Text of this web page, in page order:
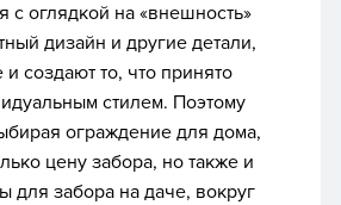
с оглядкой на «внешность»
дизайн и другие детали,
и создают то, что принято
стилем. Поэтому
ограждение для дома,
цену забора, но также и
для забора на даче, вокруг